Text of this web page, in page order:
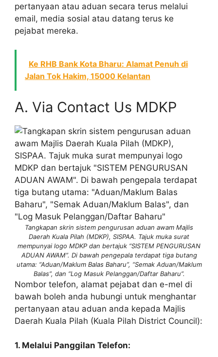
pertanyaan atau aduan secara terus melalui
email, media sosial atau datang terus ke
pejabat mereka.
Ke RHB Bank Kota Bharu: Alamat Penuh di
Jalan Tok Hakim, 15000 Kelantan
A. Via Contact Us MDKP
Tangkapan skrin sistem pengurusan aduan awam Majlis
Daerah Kuala Pilah (MDKP), SISPAA. Tajuk muka surat
mempunyai logo MDKP dan bertajuk “SISTEM PENGURUSAN
ADUAN AWAM”. Di bawah pengepala terdapat tiga butang
utama: “Aduan/Maklum Balas Baharu”, “Semak Aduan/Maklum
Balas”, dan “Log Masuk Pelanggan/Daftar Baharu”.
Nombor telefon, alamat pejabat dan e-mel di
bawah boleh anda hubungi untuk menghantar
pertanyaan atau aduan anda kepada Majlis
Daerah Kuala Pilah (Kuala Pilah District Council):
1. Melalui Panggilan Telefon: